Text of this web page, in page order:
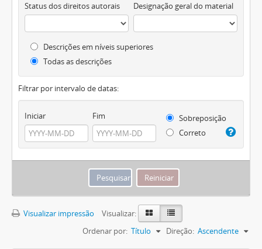
Status dos direitos autorais Designação geral do material
Descrições em níveis superiores
Todas as descrições
Filtrar por intervalo de datas:
Iniciar Fim
Sobreposição
Correto
Visualizar impressão
Visualizar:
Ordenar por: Título Direção: Ascendente